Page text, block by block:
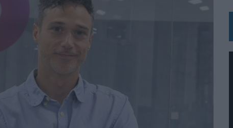
HOTELS & RESORTS
OPORTUNIDAD DE INCLUSIÓN
EN SU NUEVA CAMPAÑA GLOBAL DE MARCA